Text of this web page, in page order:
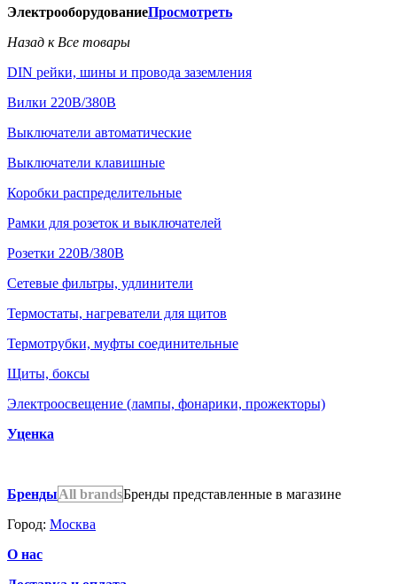
ЭлектрооборудованиеПросмотреть
Назад к Все товары
DIN рейки, шины и провода заземления
Вилки 220В/380В
Выключатели автоматические
Выключатели клавишные
Коробки распределительные
Рамки для розеток и выключателей
Розетки 220В/380В
Сетевые фильтры, удлинители
Термостаты, нагреватели для щитов
Термотрубки, муфты соединительные
Щиты, боксы
Электроосвещение (лампы, фонарики, прожекторы)
Уценка
БрендыAll brandsБренды представленные в магазине
Город: Москва
О нас